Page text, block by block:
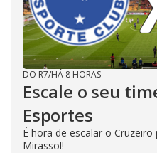
DO R7/HÁ 8 HORAS
Escale o seu
Esportes
É hora de escalar o
Mirassol!